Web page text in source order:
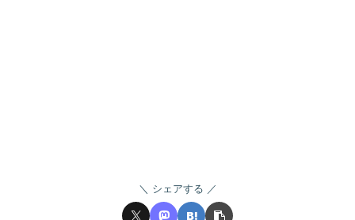
シェアする